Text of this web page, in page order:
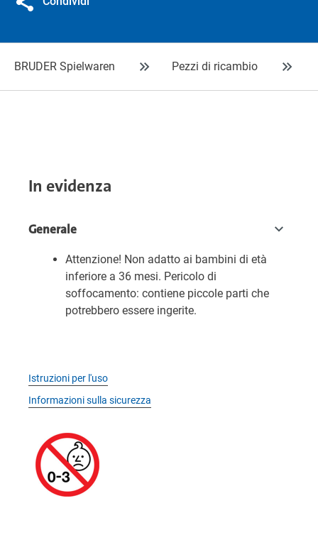
BRUDER Spielwaren Pezzi di ricambio
In evidenza
Generale
Attenzione! Non adatto ai bambini di età
inferiore a 36 mesi. Pericolo di
soffocamento: contiene piccole parti che
potrebbero essere ingerite.
Istruzioni per l'uso
Informazioni sulla sicurezza